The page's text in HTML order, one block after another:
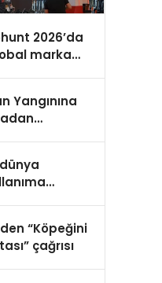
2026’da
marka
Yangınına
“Köpeğini
çağrısı